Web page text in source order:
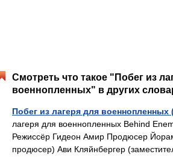
Смотреть что такое "Побег из
военнопленных" в других
Побег из лагеря для
лагеря для военнопленных Behind
Режиссёр Гидеон Амир Продюсер
продюсер) Ави Кляйнбергер